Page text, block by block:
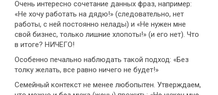
Очень интересно сочетание данных фраз, например:
«Не хочу работать на дядю!» (следовательно, нет
работы, с ней постоянно нелады) и «Не нужен мне
свой бизнес, только лишние хлопоты!» (и его нет). Что
в итоге? НИЧЕГО!
Особенно печально наблюдать такой подход: «Без
толку желать, все равно ничего не будет!»
Семейный контекст не менее любопытен. Утверждаем,